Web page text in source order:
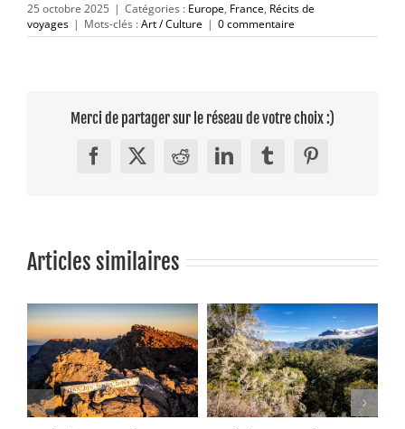
25 octobre 2025 | Catégories : Europe, France, Récits de
voyages | Mots-clés :Art / Culture | 0 commentaire
Merci de partager sur le réseau de votre choix :)
Facebook
X RedditLinkedInTumblrPinterest
Articles similaires